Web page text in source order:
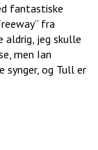
fantastiske
fra
aldrig, jeg skulle
men Ian
og Tull er